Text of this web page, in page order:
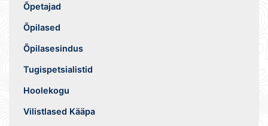
Õpetajad
Õpilased
Õpilasesindus
Tugispetsialistid
Hoolekogu
Vilistlased Kääpa